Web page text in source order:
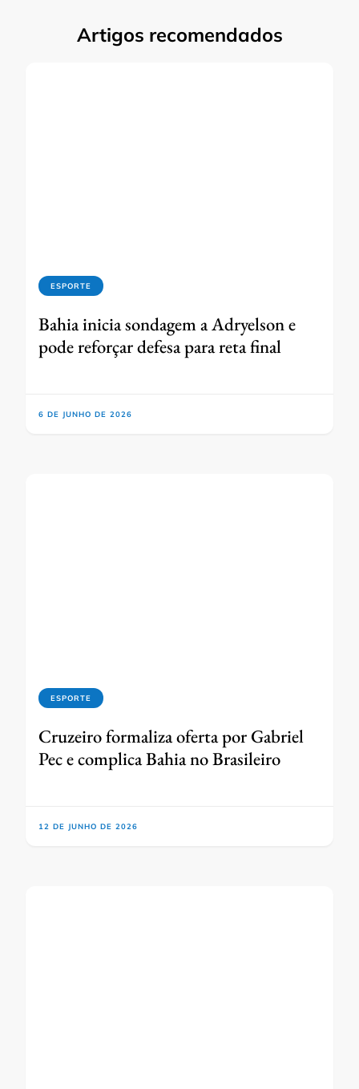
Artigos recomendados
ESPORTE
Bahia inicia sondagem a Adryelson e
pode reforçar defesa para reta final
6 DE JUNHO DE 2026
ESPORTE
Cruzeiro formaliza oferta por Gabriel
Pec e complica Bahia no Brasileiro
12 DE JUNHO DE 2026